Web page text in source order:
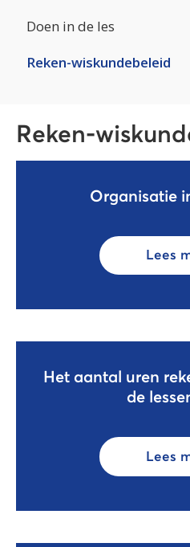
Doen in de les
Reken-wiskundebeleid
Reken-
Organisatie
Lees
Het aantal uren
de
Lees